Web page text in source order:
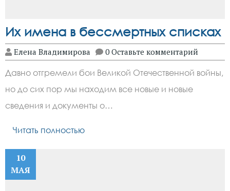
Их имена в бессмертных списках
Елена Владимирова 0 Оставьте комментарий
Давно отгремели бои Великой Отечественной войны,
но до сих пор мы находим все новые и новые
сведения и документы о…
Читать полностью
10
МАЯ